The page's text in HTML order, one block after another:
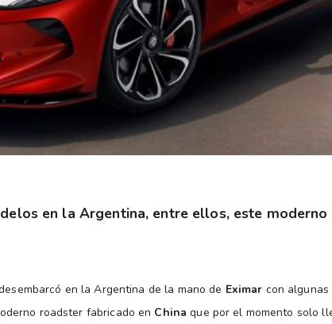
en la Argentina, entre ellos, este
en la Argentina de la mano de Eximar con algunas
roadster fabricado en China que por el momento solo